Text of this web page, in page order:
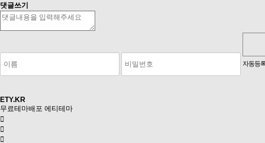
댓글쓰기
자동등
ETY.KR
무료테마배포 에티테마